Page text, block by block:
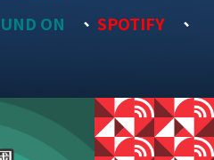
ON 、SPOTIFY 、